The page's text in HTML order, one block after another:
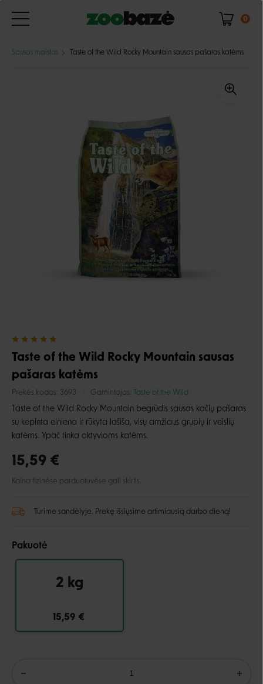
0
Sausas maistas Taste of the Wild Rocky Mountain sausas pašaras katėms
Taste of the Wild Rocky Mountain sausas
pašaras katėms
Prekės kodas: 3693 Gamintojas: Taste of the Wild
Taste of the Wild Rocky Mountain begrūdis sausas kačių pašaras
su kepinta elniena ir rūkyta lašiša, visų amžiaus grupių ir veislių
katėms. Ypač tinka aktyvioms katėms.
15,59 €
Kaina fizinėse parduotuvėse gali skirtis.
Turime sandėlyje. Prekę išsiųsime artimiausią darbo dieną!
Pakuotė
2 kg
15,59 €